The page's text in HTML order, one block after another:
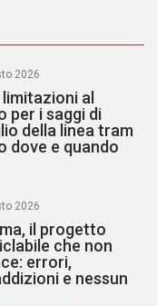
2026
al
per i saggi di
della linea tram
dove e quando
2026
il progetto
che non
errori,
e nessun